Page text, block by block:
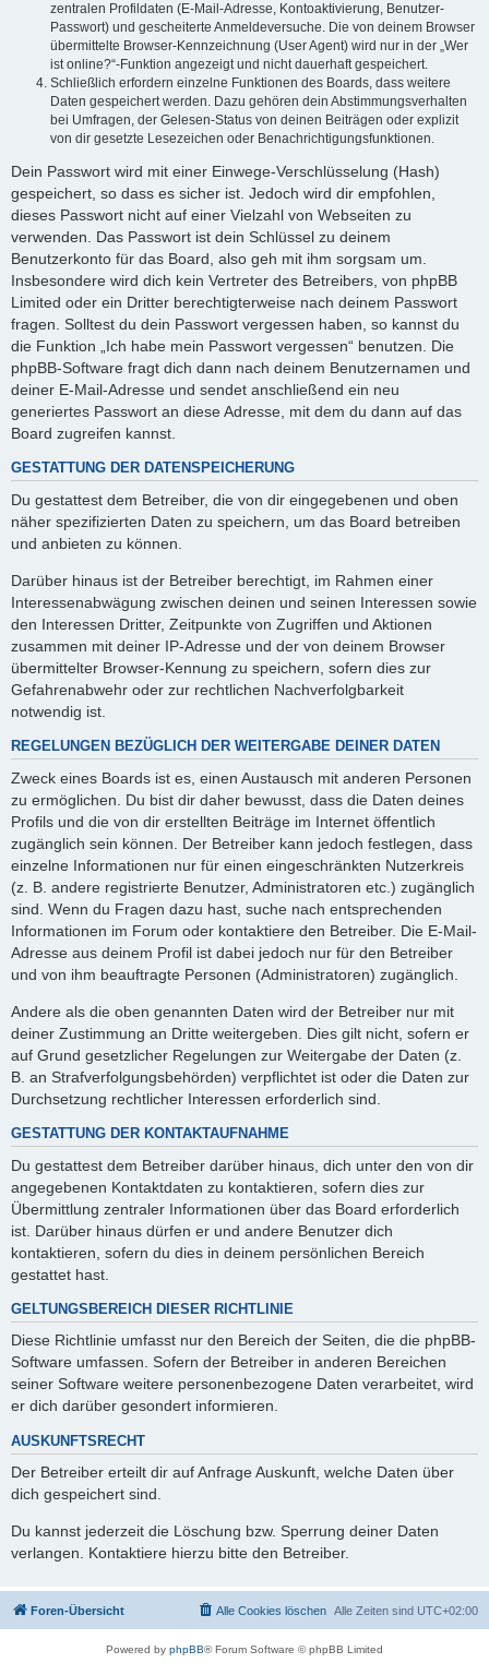
zentralen Profildaten (E-Mail-Adresse, Kontoaktivierung, Benutzer-
Passwort) und gescheiterte Anmeldeversuche. Die von deinem Browser
übermittelte Browser-Kennzeichnung (User Agent) wird nur in der „Wer
ist online?“-Funktion angezeigt und nicht dauerhaft gespeichert.
Schließlich erfordern einzelne Funktionen des Boards, dass weitere
Daten gespeichert werden. Dazu gehören dein Abstimmungsverhalten
bei Umfragen, der Gelesen-Status von deinen Beiträgen oder explizit
von dir gesetzte Lesezeichen oder Benachrichtigungsfunktionen.
Dein Passwort wird mit einer Einwege-Verschlüsselung (Hash)
gespeichert, so dass es sicher ist. Jedoch wird dir empfohlen,
dieses Passwort nicht auf einer Vielzahl von Webseiten zu
verwenden. Das Passwort ist dein Schlüssel zu deinem
Benutzerkonto für das Board, also geh mit ihm sorgsam um.
Insbesondere wird dich kein Vertreter des Betreibers, von phpBB
Limited oder ein Dritter berechtigterweise nach deinem Passwort
fragen. Solltest du dein Passwort vergessen haben, so kannst du
die Funktion „Ich habe mein Passwort vergessen“ benutzen. Die
phpBB-Software fragt dich dann nach deinem Benutzernamen und
deiner E-Mail-Adresse und sendet anschließend ein neu
generiertes Passwort an diese Adresse, mit dem du dann auf das
Board zugreifen kannst.
GESTATTUNG DER DATENSPEICHERUNG
Du gestattest dem Betreiber, die von dir eingegebenen und oben
näher spezifizierten Daten zu speichern, um das Board betreiben
und anbieten zu können.
Darüber hinaus ist der Betreiber berechtigt, im Rahmen einer
Interessenabwägung zwischen deinen und seinen Interessen sowie
den Interessen Dritter, Zeitpunkte von Zugriffen und Aktionen
zusammen mit deiner IP-Adresse und der von deinem Browser
übermittelter Browser-Kennung zu speichern, sofern dies zur
Gefahrenabwehr oder zur rechtlichen Nachverfolgbarkeit
notwendig ist.
REGELUNGEN BEZÜGLICH DER WEITERGABE DEINER DATEN
Zweck eines Boards ist es, einen Austausch mit anderen Personen
zu ermöglichen. Du bist dir daher bewusst, dass die Daten deines
Profils und die von dir erstellten Beiträge im Internet öffentlich
zugänglich sein können. Der Betreiber kann jedoch festlegen, dass
einzelne Informationen nur für einen eingeschränkten Nutzerkreis
(z. B. andere registrierte Benutzer, Administratoren etc.) zugänglich
sind. Wenn du Fragen dazu hast, suche nach entsprechenden
Informationen im Forum oder kontaktiere den Betreiber. Die E-Mail-
Adresse aus deinem Profil ist dabei jedoch nur für den Betreiber
und von ihm beauftragte Personen (Administratoren) zugänglich.
Andere als die oben genannten Daten wird der Betreiber nur mit
deiner Zustimmung an Dritte weitergeben. Dies gilt nicht, sofern er
auf Grund gesetzlicher Regelungen zur Weitergabe der Daten (z.
B. an Strafverfolgungsbehörden) verpflichtet ist oder die Daten zur
Durchsetzung rechtlicher Interessen erforderlich sind.
GESTATTUNG DER KONTAKTAUFNAHME
Du gestattest dem Betreiber darüber hinaus, dich unter den von dir
angegebenen Kontaktdaten zu kontaktieren, sofern dies zur
Übermittlung zentraler Informationen über das Board erforderlich
ist. Darüber hinaus dürfen er und andere Benutzer dich
kontaktieren, sofern du dies in deinem persönlichen Bereich
gestattet hast.
GELTUNGSBEREICH DIESER RICHTLINIE
Diese Richtlinie umfasst nur den Bereich der Seiten, die die phpBB-
Software umfassen. Sofern der Betreiber in anderen Bereichen
seiner Software weitere personenbezogene Daten verarbeitet, wird
er dich darüber gesondert informieren.
AUSKUNFTSRECHT
Der Betreiber erteilt dir auf Anfrage Auskunft, welche Daten über
dich gespeichert sind.
Du kannst jederzeit die Löschung bzw. Sperrung deiner Daten
verlangen. Kontaktiere hierzu bitte den Betreiber.
Foren-Übersicht Alle Zeiten sind UTC+02:00
Alle Cookies löschen
Powered by phpBB® Forum Software © phpBB Limited